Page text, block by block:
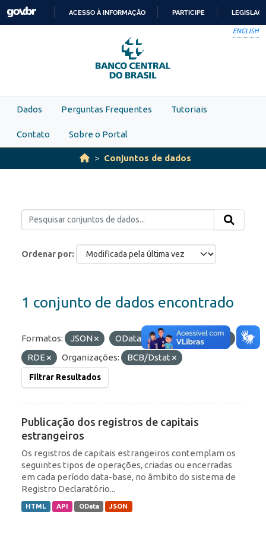
Skip to main content
PARA
O
CONTEÚDO
ACESSO À INFORMAÇÃO PARTICIPE
ENGLISH
Dados Perguntas Frequentes Tutoriais
Contato Sobre o Portal
Conjuntos de dados
Ordenar por
1 conjunto de dados encontrado
Formatos: JSON OData Etiquetas:
ROF
RDE
Organizações: BCB/Dstat
Filtrar Resultados
Publicação dos registros de capitais
estrangeiros
Os registros de capitais estrangeiros contemplam os
seguintes tipos de operações, criadas ou encerradas
em cada período data-base, no âmbito do sistema de
Registro Declaratório...
HTML API OData JSON